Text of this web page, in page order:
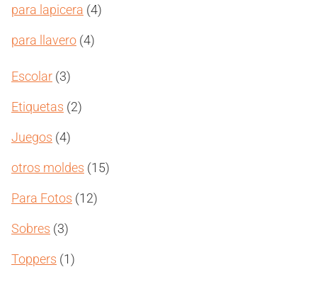
para lapicera 44
para llavero 44
Escolar 33
Etiquetas 22
Juegos 44
otros moldes 1515
Para Fotos 1212
Sobres 33
Toppers 11